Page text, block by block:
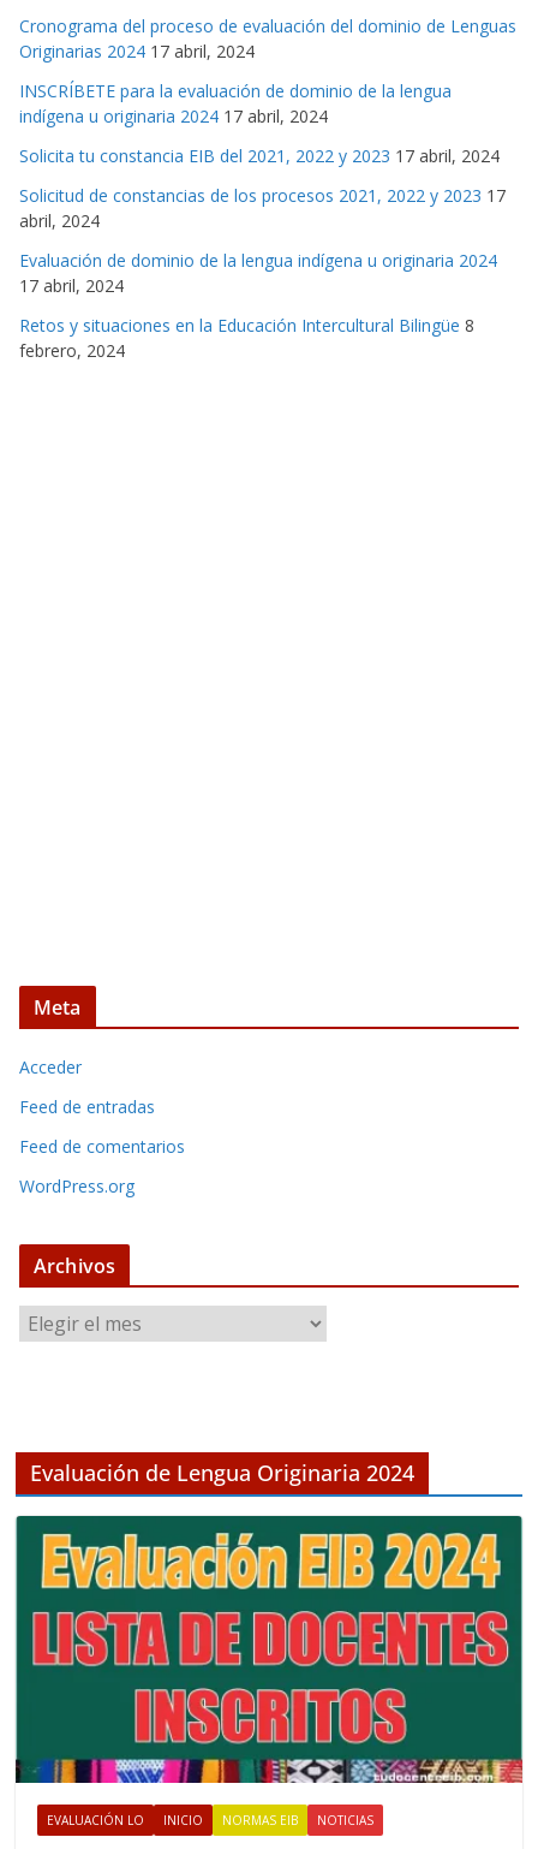
Cronograma del proceso de evaluación del dominio de Lenguas
Originarias 2024 17 abril, 2024
INSCRÍBETE para la evaluación de dominio de la lengua
indígena u originaria 2024 17 abril, 2024
Solicita tu constancia EIB del 2021, 2022 y 2023 17 abril, 2024
Solicitud de constancias de los procesos 2021, 2022 y 2023 17
abril, 2024
Evaluación de dominio de la lengua indígena u originaria 2024
17 abril, 2024
Retos y situaciones en la Educación Intercultural Bilingüe 8
febrero, 2024
Meta
Acceder
Feed de entradas
Feed de comentarios
WordPress.org
Archivos
o
Evaluación de Lengua Originaria 2024
EVALUACIÓN LO INICIO NORMAS EIB NOTICIAS